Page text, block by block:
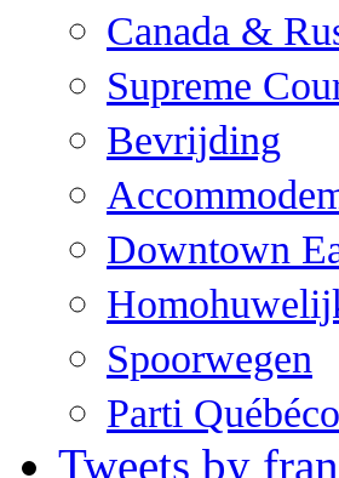
Canada &
Supreme
Bevrijding
Downtown
Spoorwegen
Parti
Tweets by